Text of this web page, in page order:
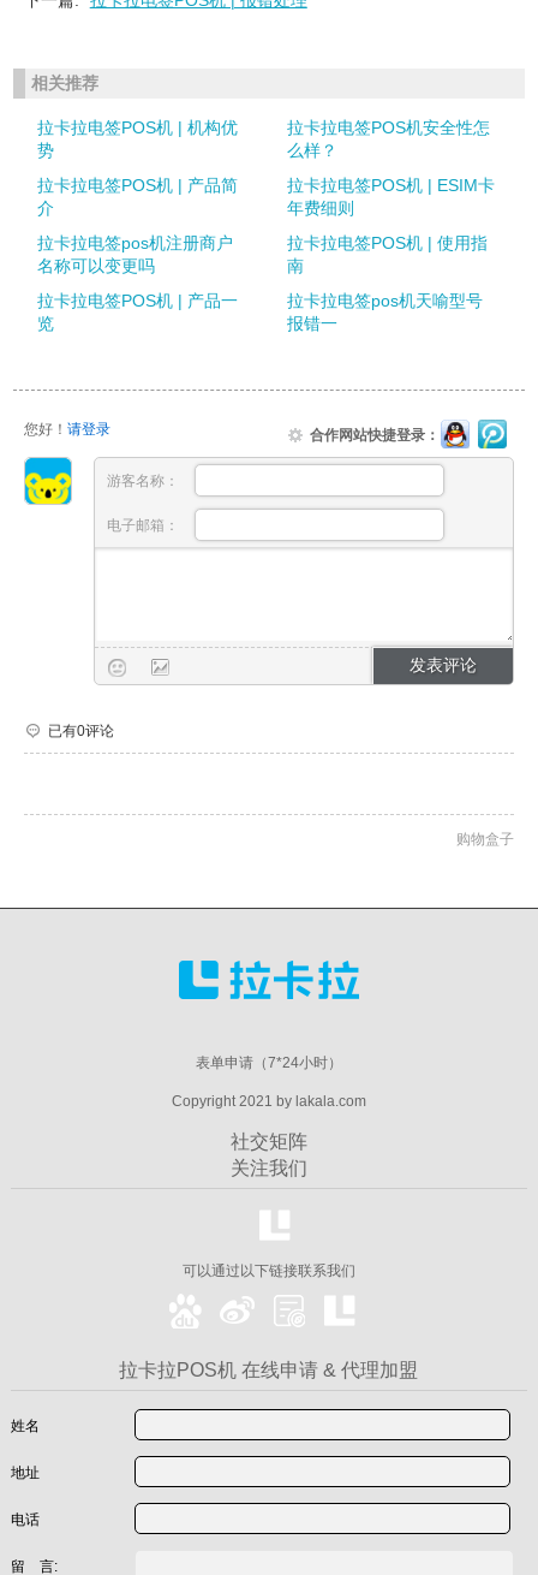
相关推荐
拉卡拉电签POS机 | 机构优
势
拉卡拉电签POS机安全性怎
么样？
拉卡拉电签POS机 | 产品简
介
拉卡拉电签POS机 | ESIM卡
年费细则
拉卡拉电签pos机注册商户
名称可以变更吗
拉卡拉电签POS机 | 使用指
南
拉卡拉电签POS机 | 产品一
览
拉卡拉电签pos机天喻型号
报错一
您好！ 请登录 合作网站快捷登录：
游客名称：
电子邮箱：
已有0评论
购物盒子
表单申请（7*24小时）
Copyright 2021 by lakala.com
社交矩阵
关注我们
可以通过以下链接联系我们
拉卡拉POS机 在线申请 & 代理加盟
姓名
地址
电话
留 言: